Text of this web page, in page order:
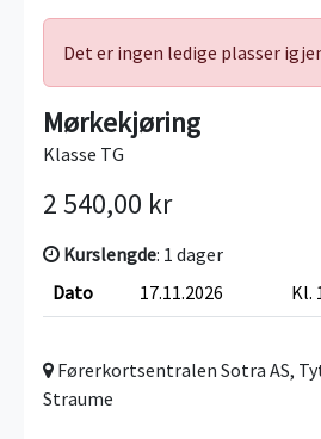
Det er ingen ledige plasser
Mørkekjøring
Klasse TG
2 540,00 kr
Kurslengde: 1 dager
Dato
17.11.2026 Kl.
Førerkortsentralen Sotra AS,
Straume